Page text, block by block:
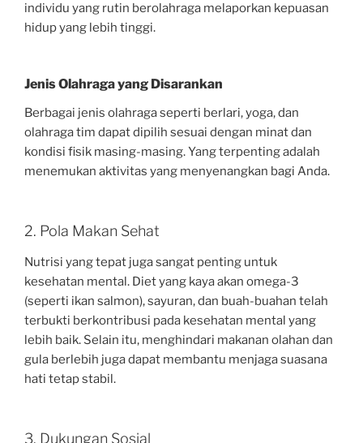
individu yang rutin berolahraga melaporkan kepuasan
hidup yang lebih tinggi.
Jenis Olahraga yang Disarankan
Berbagai jenis olahraga seperti berlari, yoga, dan
olahraga tim dapat dipilih sesuai dengan minat dan
kondisi fisik masing-masing. Yang terpenting adalah
menemukan aktivitas yang menyenangkan bagi Anda.
2. Pola Makan Sehat
Nutrisi yang tepat juga sangat penting untuk
kesehatan mental. Diet yang kaya akan omega-3
(seperti ikan salmon), sayuran, dan buah-buahan telah
terbukti berkontribusi pada kesehatan mental yang
lebih baik. Selain itu, menghindari makanan olahan dan
gula berlebih juga dapat membantu menjaga suasana
hati tetap stabil.
3. Dukungan Sosial